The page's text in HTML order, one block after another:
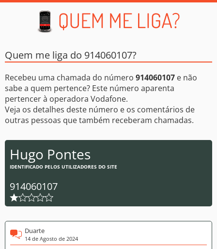
Quem me liga do 914060107?
Recebeu uma chamada do número 914060107 e não
sabe a quem pertence? Este número aparenta
pertencer à operadora Vodafone.
Veja os detalhes deste número e os comentários de
outras pessoas que também receberam chamadas.
Hugo Pontes
IDENTIFICADO PELOS UTILIZADORES DO SITE
914060107
Duarte
14 de Agosto de 2024